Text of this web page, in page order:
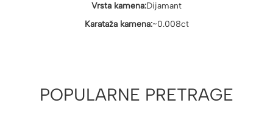
Vrsta kamena:Dijamant
Karataža kamena:~0.008ct
POPULARNE PRETRAGE